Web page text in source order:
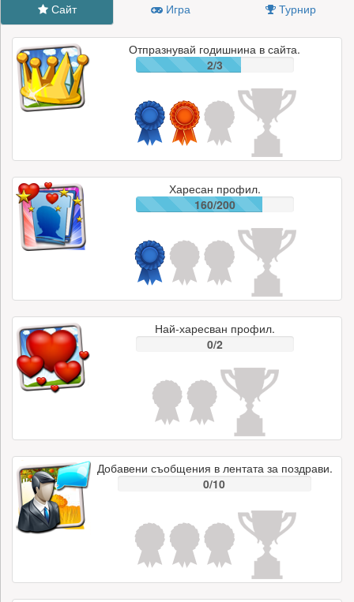
Сайт
Игра Турнир
Отпразнувай годишнина в сайта.
2/3
Харесан профил.
160/200
Най-харесван профил.
0/2
Добавени съобщения в лентата за поздрави.
0/10